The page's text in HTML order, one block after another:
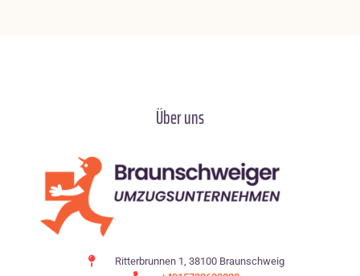
Über uns
Ritterbrunnen 1, 38100 Braunschweig